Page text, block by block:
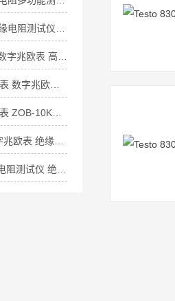
ZC11D-3手摇式兆欧表 数字兆欧表 绝缘表*
ZC11D-2手摇式兆欧表 ZOB-10KV智能兆欧表*
SL8101高压绝缘数字兆欧表 绝缘电阻测试仪厂家*